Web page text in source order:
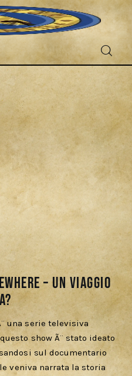
– un viaggio
una serie televisiva
show Ã¨ stato ideato
sul documentario
veniva narrata la storia